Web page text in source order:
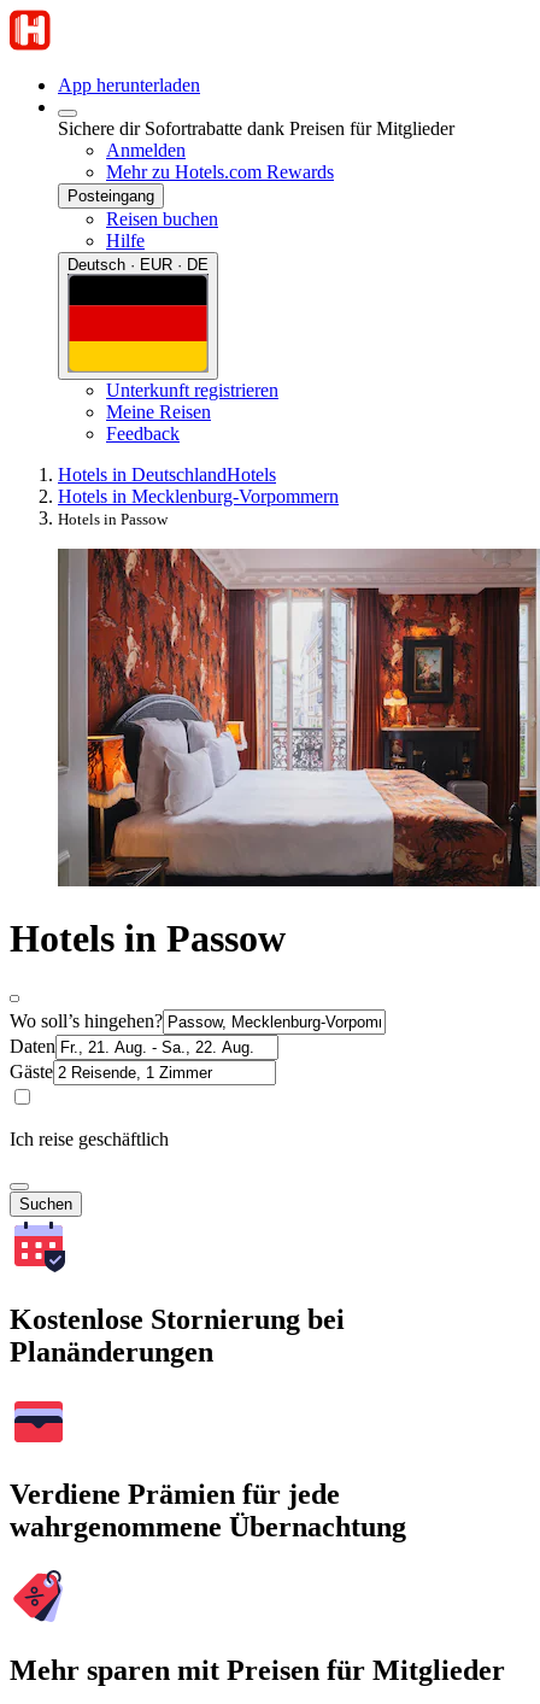
App herunterladen
Sichere dir Sofortrabatte dank Preisen für Mitglieder
Anmelden
Mehr zu Hotels.com Rewards
Posteingang
Reisen buchen
Hilfe
Deutsch · EUR · DE
Unterkunft registrieren
Meine Reisen
Feedback
Hotels in DeutschlandHotels
Hotels in Mecklenburg-Vorpommern
Hotels in Passow
Hotels in Passow
Wo soll’s hingehen?
Daten
Gäste
Ich reise geschäftlich
Suchen
Kostenlose Stornierung bei
Planänderungen
Verdiene Prämien für jede
wahrgenommene Übernachtung
Mehr sparen mit Preisen für Mitglieder